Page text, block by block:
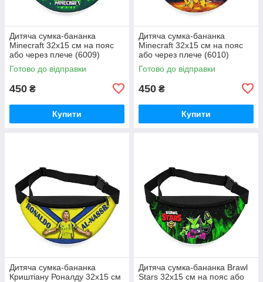
Дитяча сумка-бананка
Minecraft 32х15 см на пояс
або через плече (6009)
Готово до відправки
450 ₴
Купити
Дитяча сумка-бананка
Minecraft 32х15 см на пояс
або через плече (6010)
Готово до відправки
450 ₴
Купити
Дитяча сумка-бананка
Криштіану Роналду 32х15 см
Дитяча сумка-бананка Brawl
Stars 32х15 см на пояс або